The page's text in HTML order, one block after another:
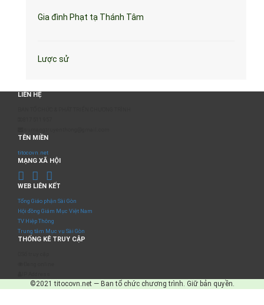
Gia đình Phạt tạ Thánh Tâm
Lược sử
LIÊN HỆ
TÊN MIỀN
titocovn.net
MẠNG XÃ HỘI
WEB LIÊN KẾT
Tổng Giáo phận Sài Gòn
Hội đồng Giám Mục Việt Nam
TV Hiệp Thông
Trung tâm Mục vụ Sài Gòn
THỐNG KÊ TRUY CẬP
©2021 titocovn.net — Ban tổ chức chương trình. Giữ bản quyền.